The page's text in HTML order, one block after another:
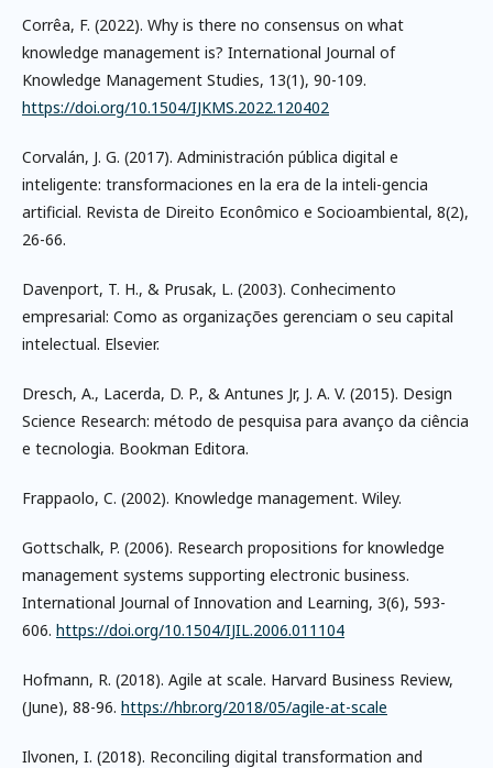
Corrêa, F. (2022). Why is there no consensus on what
knowledge management is? International Journal of
Knowledge Management Studies, 13(1), 90-109.
https://doi.org/10.1504/IJKMS.2022.120402
Corvalán, J. G. (2017). Administración pública digital e
inteligente: transformaciones en la era de la inteli-gencia
artificial. Revista de Direito Econômico e Socioambiental, 8(2),
26-66.
Davenport, T. H., & Prusak, L. (2003). Conhecimento
empresarial: Como as organizações gerenciam o seu capital
intelectual. Elsevier.
Dresch, A., Lacerda, D. P., & Antunes Jr, J. A. V. (2015). Design
Science Research: método de pesquisa para avanço da ciência
e tecnologia. Bookman Editora.
Frappaolo, C. (2002). Knowledge management. Wiley.
Gottschalk, P. (2006). Research propositions for knowledge
management systems supporting electronic business.
International Journal of Innovation and Learning, 3(6), 593-
606. https://doi.org/10.1504/IJIL.2006.011104
Hofmann, R. (2018). Agile at scale. Harvard Business Review,
(June), 88-96. https://hbr.org/2018/05/agile-at-scale
Ilvonen, I. (2018). Reconciling digital transformation and